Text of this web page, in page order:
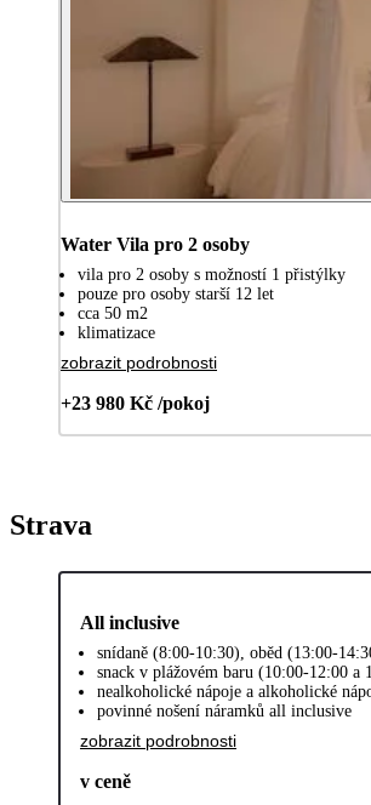
Water Vila pro 2 osoby
vila pro 2 osoby s možností 1 přistýlky
pouze pro osoby starší 12 let
cca 50 m2
klimatizace
zobrazit podrobnosti
+23 980 Kč /pokoj
Strava
All inclusive
snídaně (8:00-10:30), oběd (13:00-
snack v plážovém baru (10:00-12:00 a
nealkoholické nápoje a alkoholické
povinné nošení náramků all inclusive
zobrazit podrobnosti
v ceně